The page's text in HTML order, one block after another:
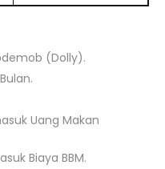
(Dolly).
Uang Makan
Biaya BBM.